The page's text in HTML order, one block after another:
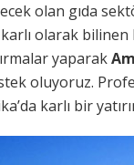
olan gıda
olarak
yaparak
oluyoruz.
karlı bir